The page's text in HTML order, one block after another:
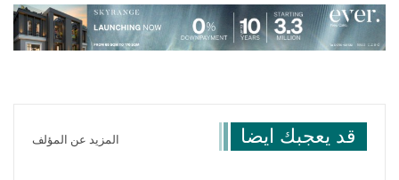
قد يعجبك ايضا المزيد عن المؤلف